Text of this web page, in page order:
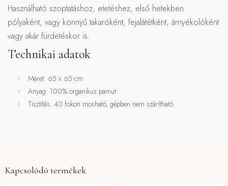
Használható szoptatáshoz, etetéshez, első hetekben
pólyaként, vagy könnyű takaróként, fejalátétként, árnyékolóként
vagy akár fürdetéskor is.
Technikai adatok
Méret: 65 x 65 cm
Anyag: 100% organikus pamut
Tisztítás: 40 fokon mosható, gépben nem szárítható
Kapcsolódó termékek